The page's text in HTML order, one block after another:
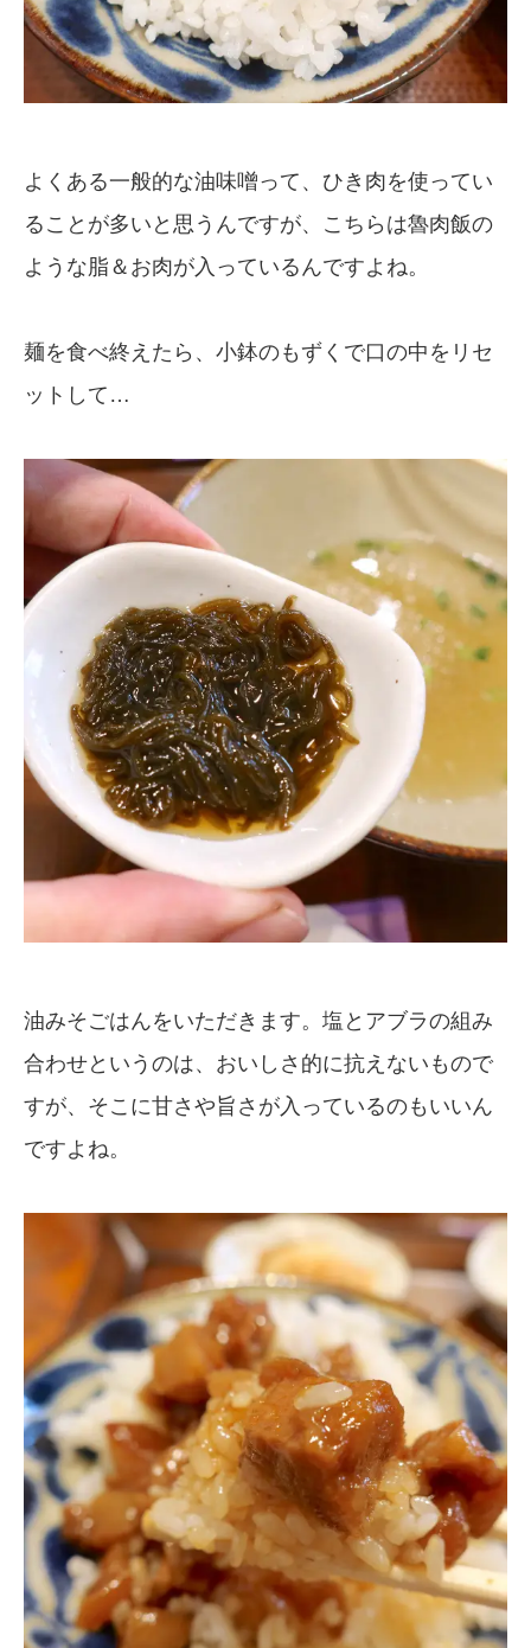
よくある一般的な油味噌って、ひき肉を使ってい
ることが多いと思うんですが、こちらは魯肉飯の
ような脂＆お肉が入っているんですよね。
麺を食べ終えたら、小鉢のもずくで口の中をリセ
ットして…
油みそごはんをいただきます。塩とアブラの組み
合わせというのは、おいしさ的に抗えないもので
すが、そこに甘さや旨さが入っているのもいいん
ですよね。